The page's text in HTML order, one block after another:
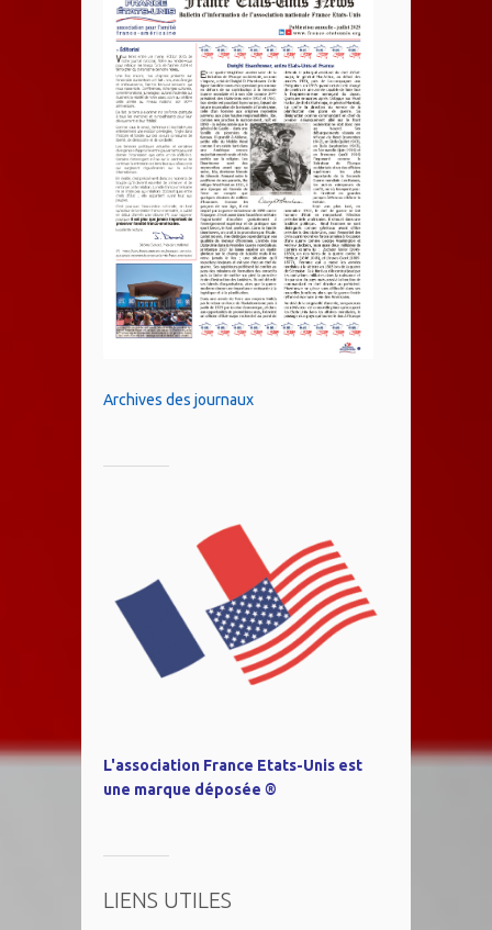
Archives des journaux
L'association France Etats-Unis est
une marque déposée ®
LIENS UTILES